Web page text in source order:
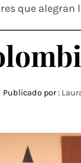
que alegran
Publicado por :